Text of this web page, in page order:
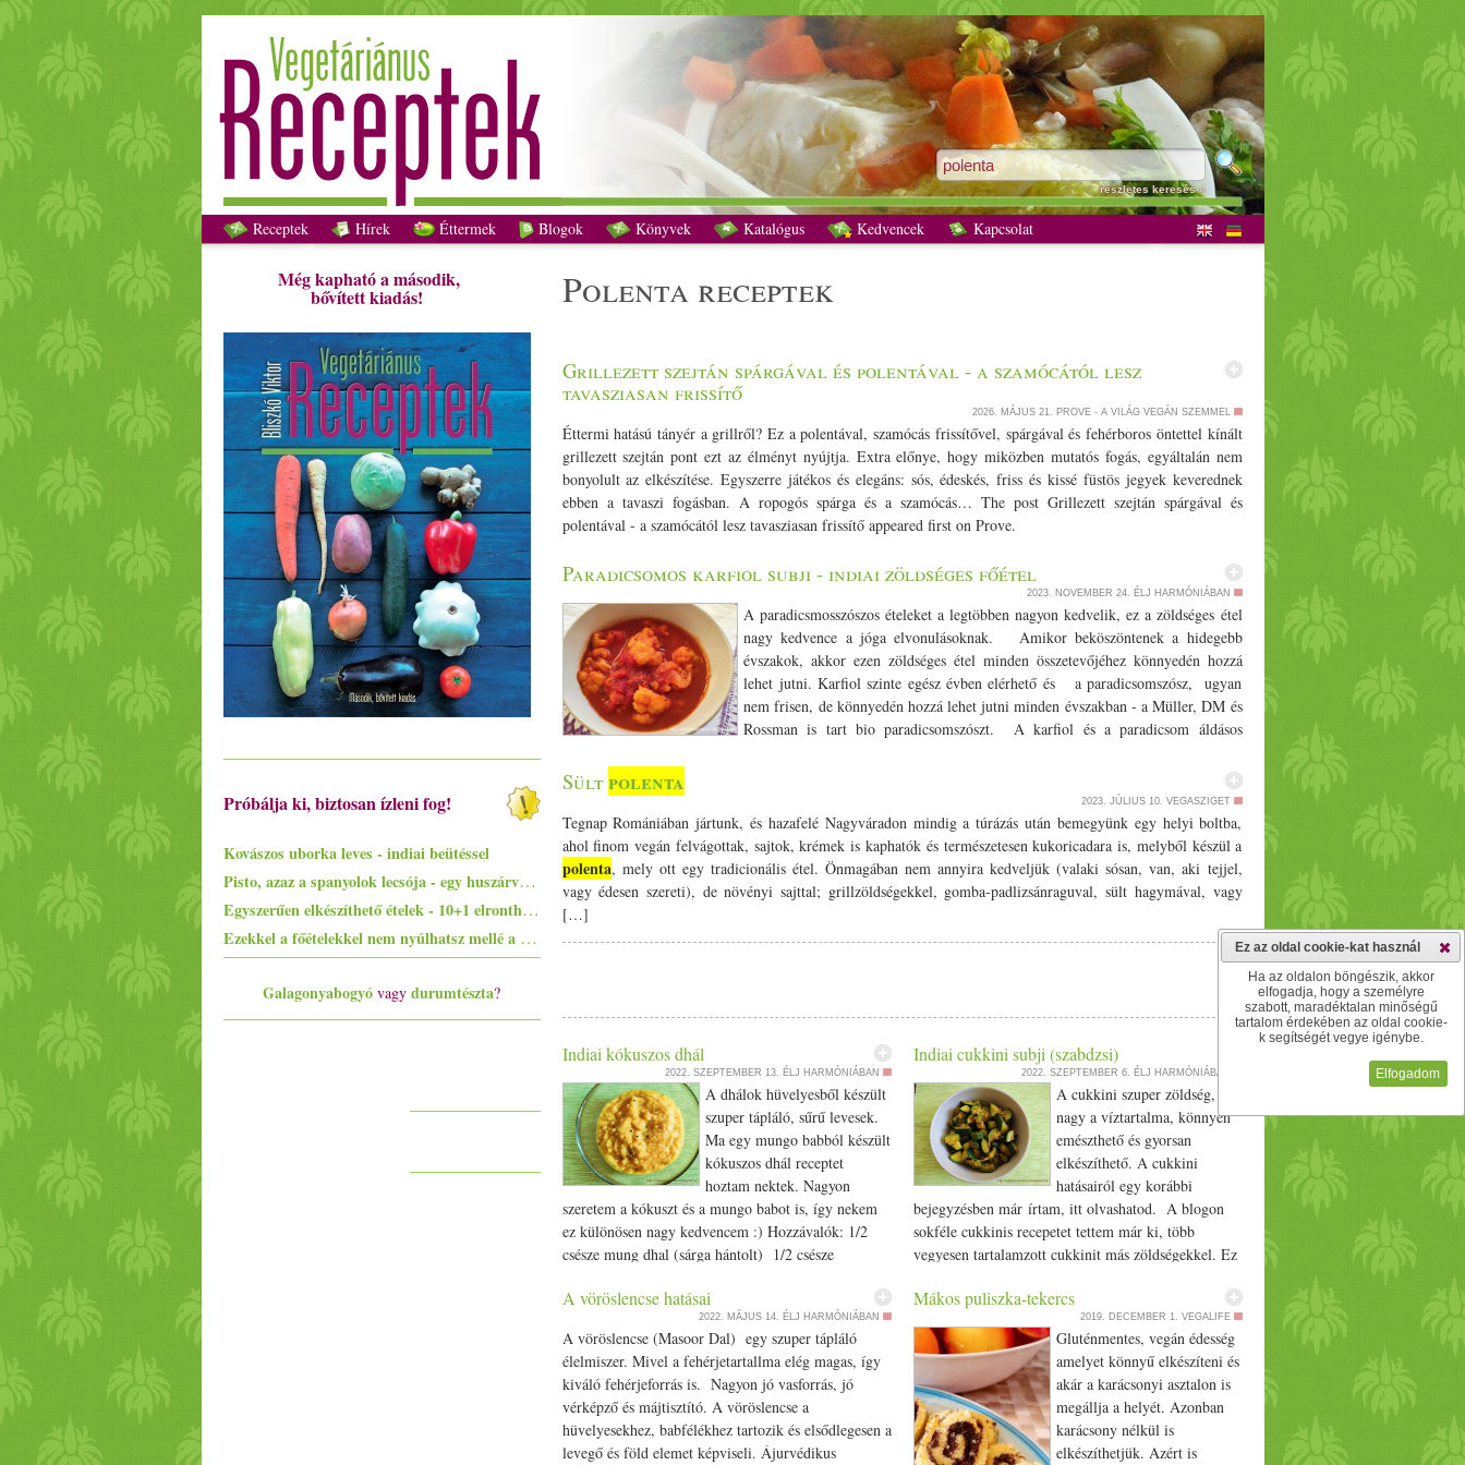
polenta receptek - Vegetáriánus receptek
részletes keresés »
Receptek Hírek Éttermek Blogok Könyvek Katalógus Kedvencek Kapcsolat
Még kapható a második,
bővített kiadás!
Próbálja ki, biztosan ízleni fog!
Kovászos uborka leves - indiai beütéssel
Pisto, azaz a spanyolok lecsója - egy huszárvágással tesszük laktatóbbá
Egyszerűen elkészíthető ételek - 10+1 elronthatatlan recept kezdő konyhatündéreknek
Ezekkel a főételekkel nem nyúlhatsz mellé a hőségben - 5+1 kánikularecept
Galagonyabogyó vagy durumtészta?
polenta receptek
Grillezett szejtán spárgával és polentával - a szamócától lesz
tavasziasan frissítő
2026. MÁJUS 21. PROVE - A VILÁG VEGÁN SZEMMEL
Éttermi hatású tányér a grillről? Ez a polentával, szamócás frissítővel, spárgával és fehérboros öntettel kínált
grillezett szejtán pont ezt az élményt nyújtja. Extra előnye, hogy miközben mutatós fogás, egyáltalán nem
bonyolult az elkészítése. Egyszerre játékos és elegáns: sós, édeskés, friss és kissé füstös jegyek keverednek
ebben a tavaszi fogásban. A ropogós spárga és a szamócás… The post Grillezett szejtán spárgával és
polentával - a szamócától lesz tavasziasan frissítő appeared first on Prove.
Paradicsomos karfiol subji - indiai zöldséges főétel
2023. NOVEMBER 24. ÉLJ HARMÓNIÁBAN
A paradicsmosszószos ételeket a legtöbben nagyon kedvelik, ez a zöldséges étel
nagy kedvence a jóga elvonulásoknak. Amikor beköszöntenek a hidegebb
évszakok, akkor ezen zöldséges étel minden összetevőjéhez könnyedén hozzá
lehet jutni. Karfiol szinte egész évben elérhető és a paradicsomszósz, ugyan
nem frisen, de könnyedén hozzá lehet jutni minden évszakban - a Müller, DM és
Rossman is tart bio paradicsomszószt. A karfiol és a paradicsom áldásos
paradicsomkonzerv - 1 tk. feketemustármag - 1 tk.őrölt koriander - 1/­­2 tk. őrölt római kömény - 1/­­2 tk.
kurkuma - 1 tk. só - 1 ek. teljes értékű nádcukor - 2 szárított chili elmorzsolva - 1 csésze víz - 2 ek. ghí
(vegán változatban kókuszzsír ) A karfiolt szedd rózsáira és mosd meg. Majd vágd apróbb darabokra ha
szükséges Hevítsd fel egy edényben a ghít és először tedd bele a feketemustármagot - fedd le, mert a
mustármagok amikor kipattognak könnyen elkezdenek kiugrálni az edényből:). Amikor már nem hallod a
pattogó hangokat akkor tedd hozzá koriandert, római köményt, kurkumát, chilit és keverd meg. Majd add
hozzá a paradicsomszószt és egy csésze vízet. Forrald fel, majd tedd hozzá a karfiolt. Addig főzd amíg a
vagy
Chapatival , purival. Vegyszermentes (bio) alapanyagokat használj:) Ha szeretnél az Egészséges és tudatos
Sültpolenta
2023. JÚLIUS 10. VEGASZIGET
Tegnap Romániában jártunk, és hazafelé Nagyváradon mindig a túrázás után bemegyünk egy helyi boltba,
ahol finom vegán felvágottak, sajtok, krémek is kaphatók és természetesen kukoricadara is, melyből készül a
polenta, mely ott egy tradicionális étel. Önmagában nem annyira kedveljük (valaki sósan, van, aki tejjel,
vagy édesen szereti), de növényi sajttal; grillzöldségekkel, gomba-padlizsánraguval, sült hagymával, vagy
[…]
Indiai kókuszos dhál
2022. SZEPTEMBER 13. ÉLJ HARMÓNIÁBAN
A dhálok hüvelyesből készült
szuper tápláló, sűrű levesek.
Ma egy mungo babból készült
kókuszos dhál receptet
hoztam nektek. Nagyon
szeretem a kókuszt és a mungo babot is, így nekem
ez különösen nagy kedvencem :) Hozzávalók: 1/­­2
csésze mung dhal (sárga hántolt) 1/­­2 csésze
1/­­4 tk. fekete mustármag 2 kis szárított chili 1/­­2 tk.
kurkuma csipet asafoetida ( hing) Vegyszermentes
(bio) alapanyagokat használj! Tegyél oda vizet
forralni. A dhált alaposan mosd meg, majd sóval és a
kókuszreszellékkel tedd a forró vízbe és nagy lángon
főzd puhára kb. 30-40 perc. Kicsivel a főzés vége
előtt külön edényben forrosítsd fel a ghít vagy
kókuszzsírt.Tedd bele a fekete msutármagot,
A vöröslencse hatásai
2022. MÁJUS 14. ÉLJ HARMÓNIÁBAN
A vöröslencse (Masoor Dal) egy szuper tápláló
élelmiszer. Mivel a fehérjetartallma elég magas, így
kiváló fehérjeforrás is. Nagyon jó vasforrás, jó
vérképző és májtisztító. A vöröslencse a
hüvelyesekhez, babfélékhez tartozik és elsődlegesen a
levegő és föld elemet képviseli. Ájurvédikus
Indiai cukkini subji (szabdzsi)
2022. SZEPTEMBER 6. ÉLJ HARMÓNIÁBAN
A cukkini szuper zöldség,
nagy a víztartalma, könnyen
emészthető és gyorsan
elkészíthető. A cukkini
hatásairól egy korábbi
bejegyzésben már írtam, itt olvashatod. A blogon
sokféle cukkinis recepetet tettem már ki, több
vegyesen tartalamzott cukkinit más zöldségekkel. Ez
gyorsan elkészíthető. A receptet könnyen variálhatod
- adhatsz hozzá tejszínt, kókusztejet vagy éppen
paradicsomot. Cukkini subji (szabdzsi) Hozzávalók:
2 közepes cukkini kockákra vágva (kb. 1,5 csésze).
1db 3 cm-es gyömbér apróra vágva 2 kis chili vagy
chili por 2 ek. kókuszolaj vagy ghí 1/­­2 tk római
kömény 1/­­4 tk asafoetida (apróra vágott hagymával
helyettesítheted) 1/­­4 tk kurkuma 1/­­2 tk koriander
Mákos puliszka-tekercs
2019. DECEMBER 1. VEGALIFE
Gluténmentes, vegán édesség
amelyet könnyű elkészíteni és
akár a karácsonyi asztalon is
megállja a helyét. Azonban
karácsony nélkül is
elkészíthetjük. Azért is
Ez az oldal cookie-kat használ
Ha az oldalon böngészik, akkor
elfogadja, hogy a személyre
szabott, maradéktalan minőségű
tartalom érdekében az oldal cookie-
k segítségét vegye igénybe.
Elfogadom